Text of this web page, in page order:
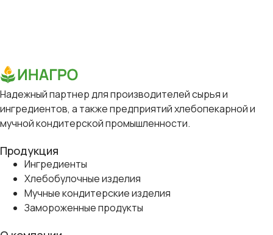
Надежный партнер для производителей сырья и
ингредиентов, а также предприятий хлебопекарной и
мучной кондитерской промышленности.
Продукция
Ингредиенты
Хлебобулочные изделия
Мучные кондитерские изделия
Замороженные продукты